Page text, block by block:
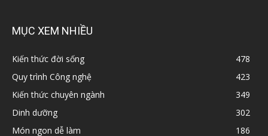
MỤC XEM NHIỀU
Kiến thức đời sống
478
Quy trình Công nghệ
423
Kiến thức chuyên ngành
349
Dinh dưỡng
302
Món ngon dễ làm
186